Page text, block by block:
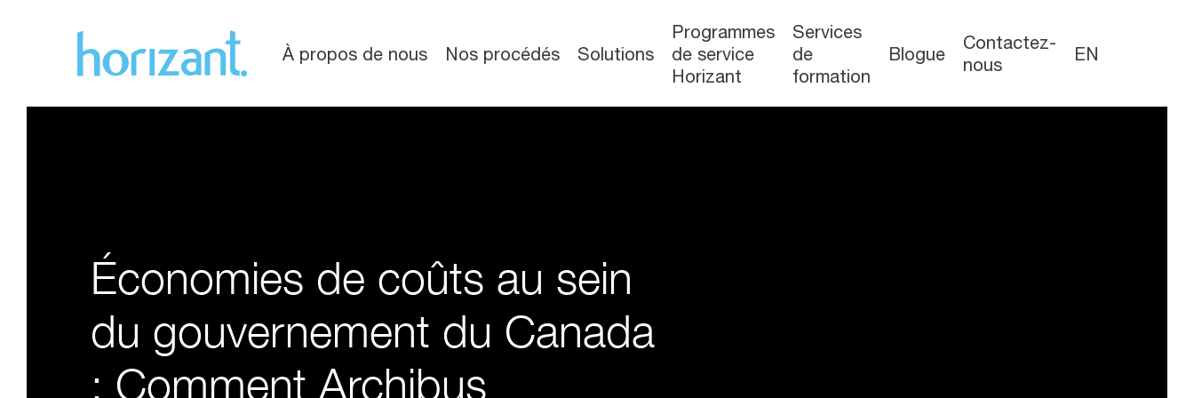
À propos de nous Nos procédés Solutions
Programmes
de service
Horizant
Services
de
formation
Blogue
Contactez-
nous
EN
Économies de coûts au sein
du gouvernement du Canada